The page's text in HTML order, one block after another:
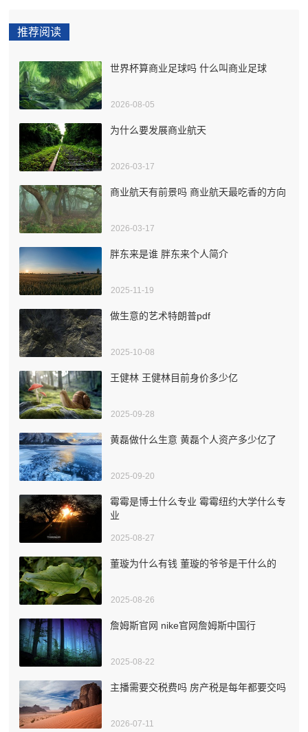
推荐阅读
世界杯算商业足球吗 什么叫商业足球
2026-08-05
为什么要发展商业航天
2026-03-17
商业航天有前景吗 商业航天最吃香的方向
2026-03-17
胖东来是谁 胖东来个人简介
2025-11-19
做生意的艺术特朗普pdf
2025-10-08
王健林 王健林目前身价多少亿
2025-09-28
黄磊做什么生意 黄磊个人资产多少亿了
2025-09-20
霉霉是博士什么专业 霉霉纽约大学什么专
业
2025-08-27
董璇为什么有钱 董璇的爷爷是干什么的
2025-08-26
詹姆斯官网 nike官网詹姆斯中国行
2025-08-22
主播需要交税费吗 房产税是每年都要交吗
2026-07-11